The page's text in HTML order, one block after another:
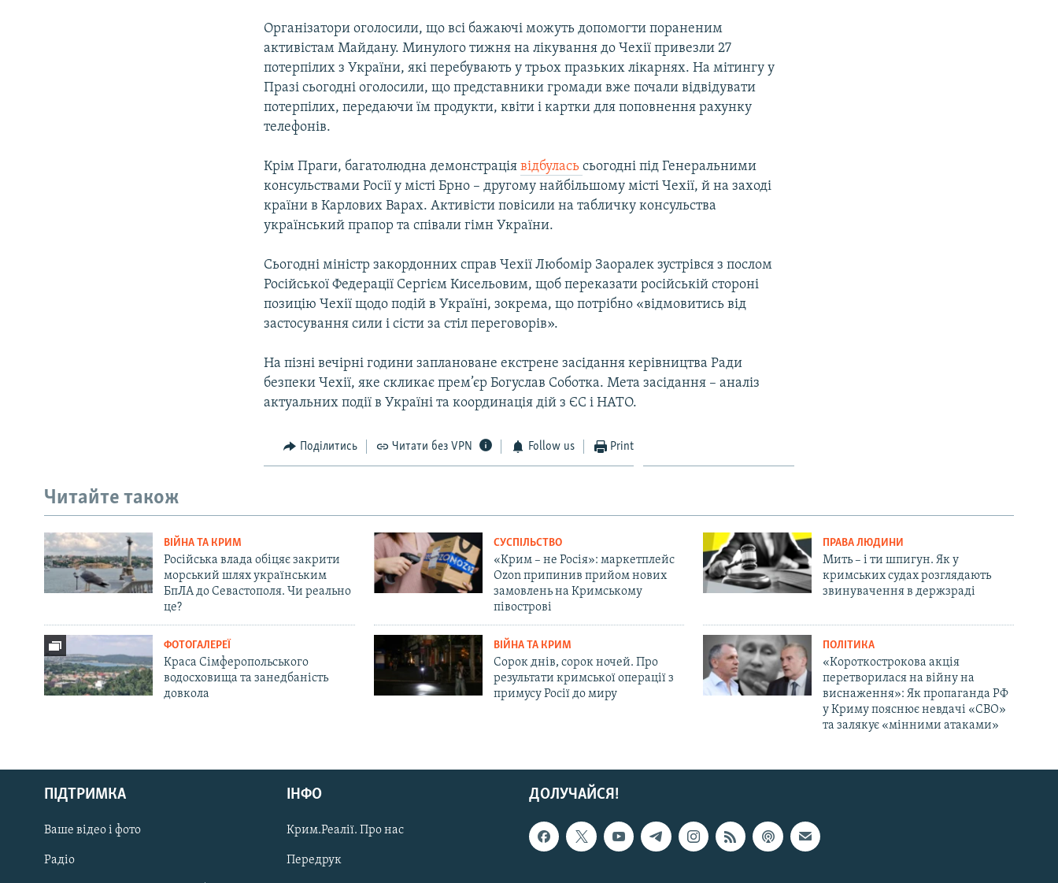
Русский
Qırımtatar
ДОЛУЧАЙСЯ!
Організатори оголосили, що всі бажаючі можуть допомогти пораненим
активістам Майдану. Минулого тижня на лікування до Чехії привезли 27
потерпілих з України, які перебувають у трьох празьких лікарнях. На мітингу у
Празі сьогодні оголосили, що представники громади вже почали відвідувати
потерпілих, передаючи їм продукти, квіти і картки для поповнення рахунку
телефонів.
Крім Праги, багатолюдна демонстраціявідбуласьсьогодні під Генеральними
консульствами Росії у місті Брно – другому найбільшому місті Чехії, й на заході
країни в Карлових Варах. Активісти повісили на табличку консульства
український прапор та співали гімн України.
Сьогодні міністр закордонних справ Чехії Любомір Заоралек зустрівся з послом
Російської Федерації Сергієм Кисельовим, щоб переказати російській стороні
позицію Чехії щодо подій в Україні, зокрема, що потрібно «відмовитись від
застосування сили і сісти за стіл переговорів».
На пізні вечірні години заплановане екстрене засідання керівництва Ради
безпеки Чехії, яке скликає прем’єр Богуслав Соботка. Мета засідання – аналіз
актуальних події в Україні та координація дій з ЄС і НАТО.
Поділитись Читати без VPN Follow us Print
Читайте також
ВІЙНА ТА КРИМ
Російська влада обіцяє закрити
морський шлях українським
БпЛА до Севастополя. Чи реально
це?
СУСПІЛЬСТВО
«Крим – не Росія»: маркетплейс
Ozon припинив прийом нових
замовлень на Кримському
півострові
ПРАВА ЛЮДИНИ
Мить – і ти шпигун. Як у
кримських судах розглядають
звинувачення в держзраді
ФОТОГАЛЕРЕЇ
Краса Сімферопольського
водосховища та занедбаність
довкола
ВІЙНА ТА КРИМ
Сорок днів, сорок ночей. Про
результати кримської операції з
примусу Росії до миру
ПОЛІТИКА
«Короткострокова акція
перетворилася на війну на
виснаження»: Як пропаганда РФ
у Криму пояснює невдачі «СВО»
та залякує «мінними атаками»
ДОЛУЧАЙСЯ!
ПІДТРИМКА
Ваше відео і фото
Радіо
ІНФО
Крим.Реалії. Про нас
Передрук